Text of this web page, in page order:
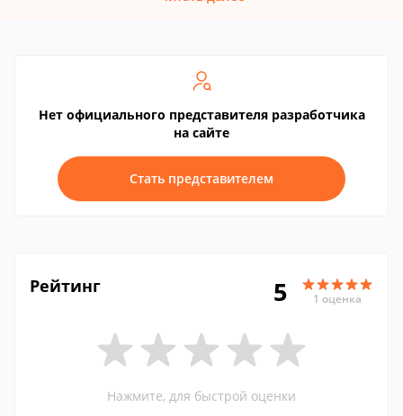
Нет официального представителя разработчика
на сайте
Стать представителем
Рейтинг 5 1 оценка
Нажмите, для быстрой оценки